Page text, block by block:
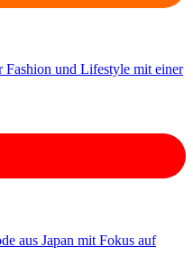
und Lifestyle mit einer
aus Japan mit Fokus auf